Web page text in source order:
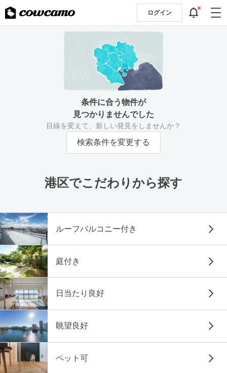
ログイン
条件に合う物件が
見つかりませんでした
目線を変えて、新しい発見をしませんか？
検索条件を変更する
港区でこだわりから探す
ルーフバルコニー付き
庭付き
日当たり良好
眺望良好
ペット可